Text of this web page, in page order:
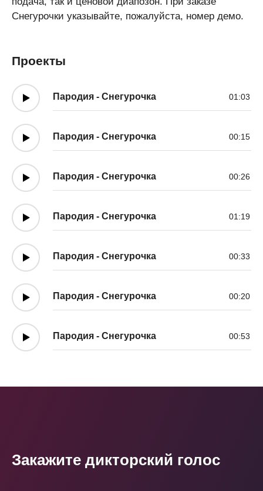
Снегурочки указывайте, пожалуйста, номер демо.
Проекты
Пародия - Снегурочка 01:03
Пародия - Снегурочка 00:15
Пародия - Снегурочка 00:26
Пародия - Снегурочка 01:19
Пародия - Снегурочка 00:33
Пародия - Снегурочка 00:20
Пародия - Снегурочка 00:53
Закажите дикторский голос